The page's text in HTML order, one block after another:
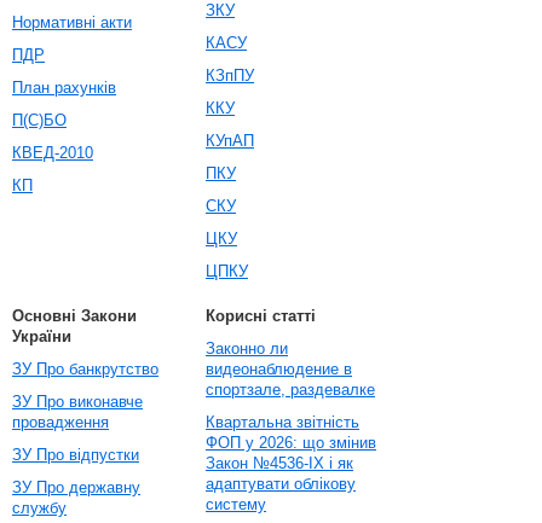
Нормативні акти
ПДР
План рахунків
П(С)БО
КВЕД-2010
КП
ЗКУ
КАСУ
КЗпПУ
ККУ
КУпАП
ПКУ
СКУ
ЦКУ
ЦПКУ
Основні Закони
України
ЗУ Про банкрутство
ЗУ Про виконавче
провадження
ЗУ Про відпустки
ЗУ Про державну
службу
Корисні статті
Законно ли
видеонаблюдение в
спортзале, раздевалке
Квартальна звітність
ФОП у 2026: що змінив
Закон №4536-IX і як
адаптувати облікову
систему